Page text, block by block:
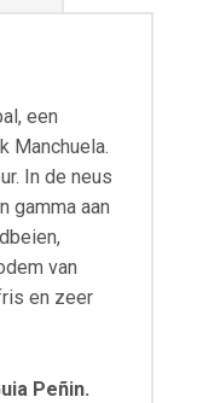
een
Manchuela.
In de neus
gamma aan
van
en zeer
Peñin.